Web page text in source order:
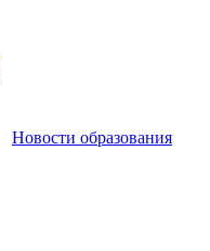
Новости образования